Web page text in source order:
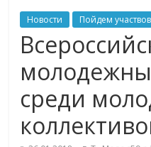
Новости Пойдем
среди